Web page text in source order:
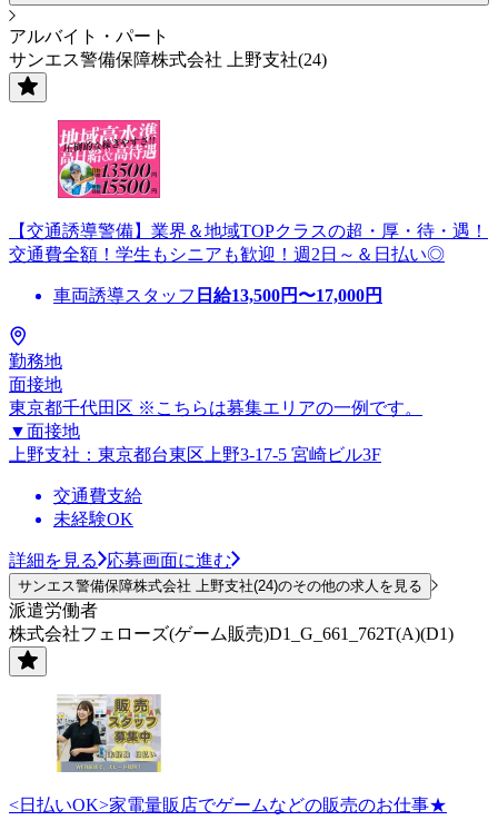
アルバイト・パート
サンエス警備保障株式会社 上野支社(24)
【交通誘導警備】業界＆地域TOPクラスの超・厚・待・遇！
交通費全額！学生もシニアも歓迎！週2日～＆日払い◎
車両誘導スタッフ 日給13,500円〜17,000円
勤務地
面接地
東京都千代田区 ※こちらは募集エリアの一例です。
▼面接地
上野支社：東京都台東区上野3-17-5 宮崎ビル3F
交通費支給
未経験OK
詳細を見る 応募画面に進む
サンエス警備保障株式会社 上野支社(24)のその他の求人を見る
派遣労働者
株式会社フェローズ(ゲーム販売)D1_G_661_762T(A)(D1)
<日払いOK>家電量販店でゲームなどの販売のお仕事★